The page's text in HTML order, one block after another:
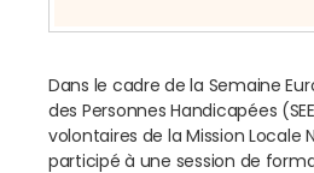
Dans le cadre de la Semaine
des Personnes Handicapées
volontaires de la Mission
participé à une session de